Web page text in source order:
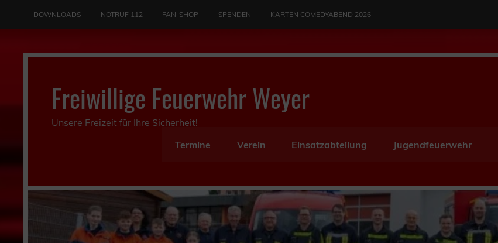
DOWNLOADS NOTRUF 112 FAN-SHOP SPENDEN KARTEN COMEDYABEND 2026
Freiwillige Feuerwehr Weyer
Unsere Freizeit für Ihre Sicherheit!
Termine
Verein Einsatzabteilung Jugendfeuerwehr